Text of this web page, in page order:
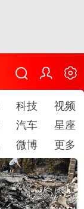
科技
视频
汽车
星座
微博 更多